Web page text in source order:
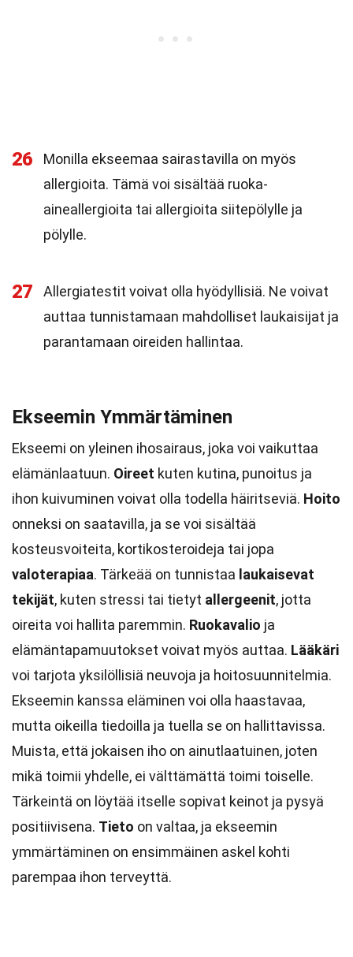
26
Monilla ekseemaa sairastavilla on myös
allergioita. Tämä voi sisältää ruoka-
aineallergioita tai allergioita siitepölylle ja
pölylle.
27
Allergiatestit voivat olla hyödyllisiä. Ne voivat
auttaa tunnistamaan mahdolliset laukaisijat ja
parantamaan oireiden hallintaa.
Ekseemin Ymmärtäminen
Ekseemi on yleinen ihosairaus, joka voi vaikuttaa
elämänlaatuun. Oireet kuten kutina, punoitus ja
ihon kuivuminen voivat olla todella häiritseviä. Hoito
onneksi on saatavilla, ja se voi sisältää
kosteusvoiteita, kortikosteroideja tai jopa
valoterapiaa. Tärkeää on tunnistaa laukaisevat
tekijät, kuten stressi tai tietyt allergeenit, jotta
oireita voi hallita paremmin. Ruokavalio ja
elämäntapamuutokset voivat myös auttaa. Lääkäri
voi tarjota yksilöllisiä neuvoja ja hoitosuunnitelmia.
Ekseemin kanssa eläminen voi olla haastavaa,
mutta oikeilla tiedoilla ja tuella se on hallittavissa.
Muista, että jokaisen iho on ainutlaatuinen, joten
mikä toimii yhdelle, ei välttämättä toimi toiselle.
Tärkeintä on löytää itselle sopivat keinot ja pysyä
positiivisena. Tieto on valtaa, ja ekseemin
ymmärtäminen on ensimmäinen askel kohti
parempaa ihon terveyttä.